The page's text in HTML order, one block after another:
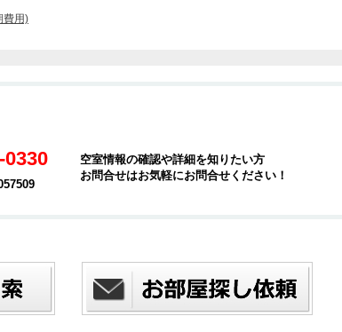
費用)
0330
空室情報の確認や詳細を知りたい方
お問合せはお気軽にお問合せください！